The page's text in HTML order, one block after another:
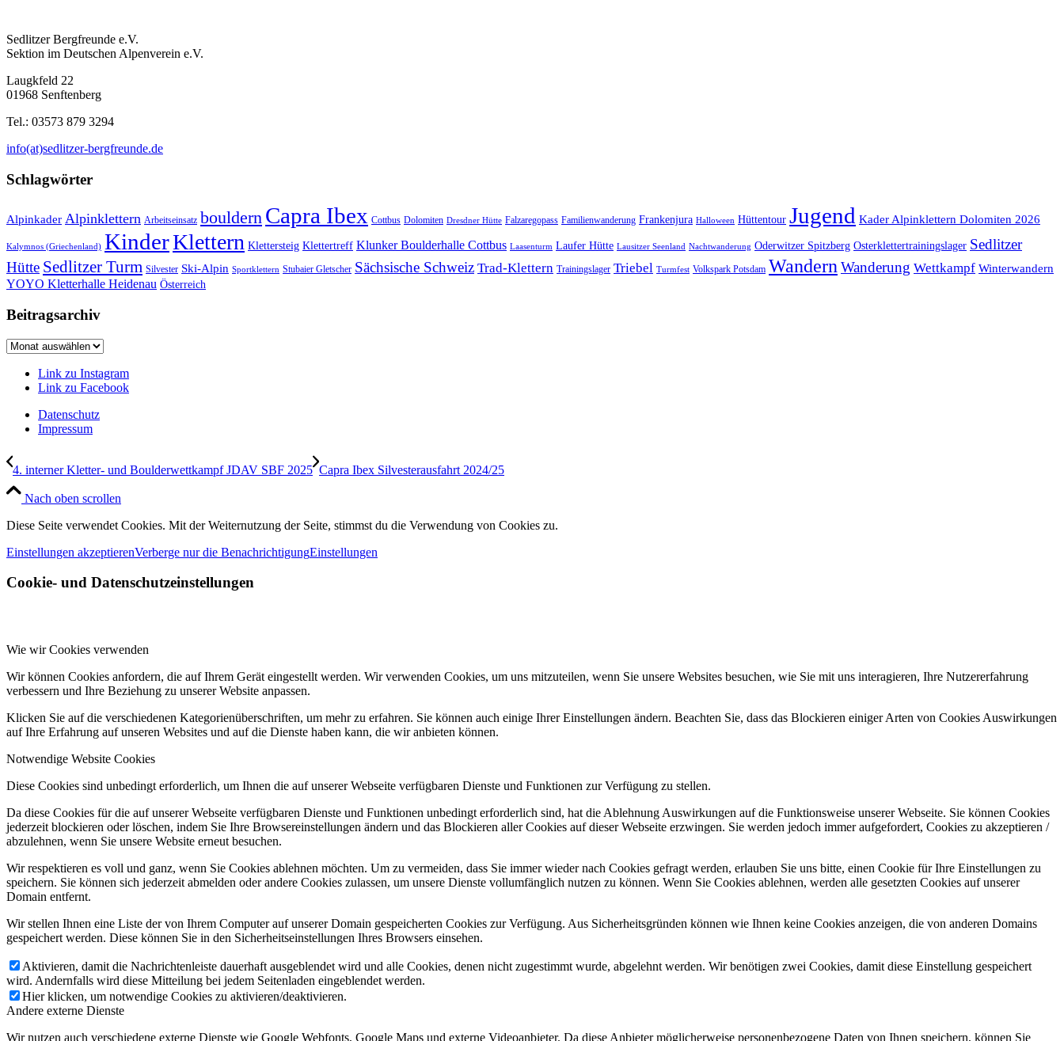
Sedlitzer Bergfreunde e.V.
Sektion im Deutschen Alpenverein e.V.
Laugkfeld 22
01968 Senftenberg
Tel.: 03573 879 3294
info(at)sedlitzer-bergfreunde.de
Schlagwörter
Alpinkader Alpinklettern Arbeitseinsatz bouldern Capra Ibex Cottbus Dolomiten Dresdner Hütte Falzaregopass Familienwanderung Frankenjura Halloween Hüttentour Jugend Kader Alpinklettern Dolomiten 2026
Kalymnos (Griechenland) KinderKlettern Klettersteig Klettertreff Klunker Boulderhalle Cottbus Laasenturm Laufer Hütte Lausitzer Seenland Nachtwanderung Oderwitzer Spitzberg Osterklettertrainingslager Sedlitzer
Hütte Sedlitzer Turm Silvester Ski-Alpin Sportklettern Stubaier Gletscher Sächsische Schweiz Trad-Klettern Trainingslager Triebel Turmfest Volkspark Potsdam Wandern Wanderung Wettkampf Winterwandern
YOYO Kletterhalle Heidenau Österreich
Beitragsarchiv
Beitragsarchiv
Link zu Instagram
Link zu Facebook
Datenschutz
Impressum
4. interner Kletter- und Boulderwettkampf JDAV SBF 2025 Capra Ibex Silvesterausfahrt 2024/25
Nach oben scrollen
Diese Seite verwendet Cookies. Mit der Weiternutzung der Seite, stimmst du die Verwendung von Cookies zu.
Einstellungen akzeptierenVerberge nur die BenachrichtigungEinstellungen
Cookie- und Datenschutzeinstellungen
Wie wir Cookies verwenden
Wir können Cookies anfordern, die auf Ihrem Gerät eingestellt werden. Wir verwenden Cookies, um uns mitzuteilen, wenn Sie unsere Websites besuchen, wie Sie mit uns interagieren, Ihre Nutzererfahrung
verbessern und Ihre Beziehung zu unserer Website anpassen.
Klicken Sie auf die verschiedenen Kategorienüberschriften, um mehr zu erfahren. Sie können auch einige Ihrer Einstellungen ändern. Beachten Sie, dass das Blockieren einiger Arten von Cookies Auswirkungen
auf Ihre Erfahrung auf unseren Websites und auf die Dienste haben kann, die wir anbieten können.
Notwendige Website Cookies
Diese Cookies sind unbedingt erforderlich, um Ihnen die auf unserer Webseite verfügbaren Dienste und Funktionen zur Verfügung zu stellen.
Da diese Cookies für die auf unserer Webseite verfügbaren Dienste und Funktionen unbedingt erforderlich sind, hat die Ablehnung Auswirkungen auf die Funktionsweise unserer Webseite. Sie können Cookies
jederzeit blockieren oder löschen, indem Sie Ihre Browsereinstellungen ändern und das Blockieren aller Cookies auf dieser Webseite erzwingen. Sie werden jedoch immer aufgefordert, Cookies zu akzeptieren /
abzulehnen, wenn Sie unsere Website erneut besuchen.
Wir respektieren es voll und ganz, wenn Sie Cookies ablehnen möchten. Um zu vermeiden, dass Sie immer wieder nach Cookies gefragt werden, erlauben Sie uns bitte, einen Cookie für Ihre Einstellungen zu
speichern. Sie können sich jederzeit abmelden oder andere Cookies zulassen, um unsere Dienste vollumfänglich nutzen zu können. Wenn Sie Cookies ablehnen, werden alle gesetzten Cookies auf unserer
Domain entfernt.
Wir stellen Ihnen eine Liste der von Ihrem Computer auf unserer Domain gespeicherten Cookies zur Verfügung. Aus Sicherheitsgründen können wie Ihnen keine Cookies anzeigen, die von anderen Domains
gespeichert werden. Diese können Sie in den Sicherheitseinstellungen Ihres Browsers einsehen.
Aktivieren, damit die Nachrichtenleiste dauerhaft ausgeblendet wird und alle Cookies, denen nicht zugestimmt wurde, abgelehnt werden. Wir benötigen zwei Cookies, damit diese Einstellung gespeichert
wird. Andernfalls wird diese Mitteilung bei jedem Seitenladen eingeblendet werden.
Hier klicken, um notwendige Cookies zu aktivieren/deaktivieren.
Andere externe Dienste
Wir nutzen auch verschiedene externe Dienste wie Google Webfonts, Google Maps und externe Videoanbieter. Da diese Anbieter möglicherweise personenbezogene Daten von Ihnen speichern, können Sie